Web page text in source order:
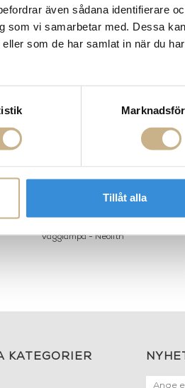
även sådana identifierare
som vi samarbetar med. Dessa
som de har samlat in när du
Tillåt alla
Vägglampa - Neolith
KATEGORIER